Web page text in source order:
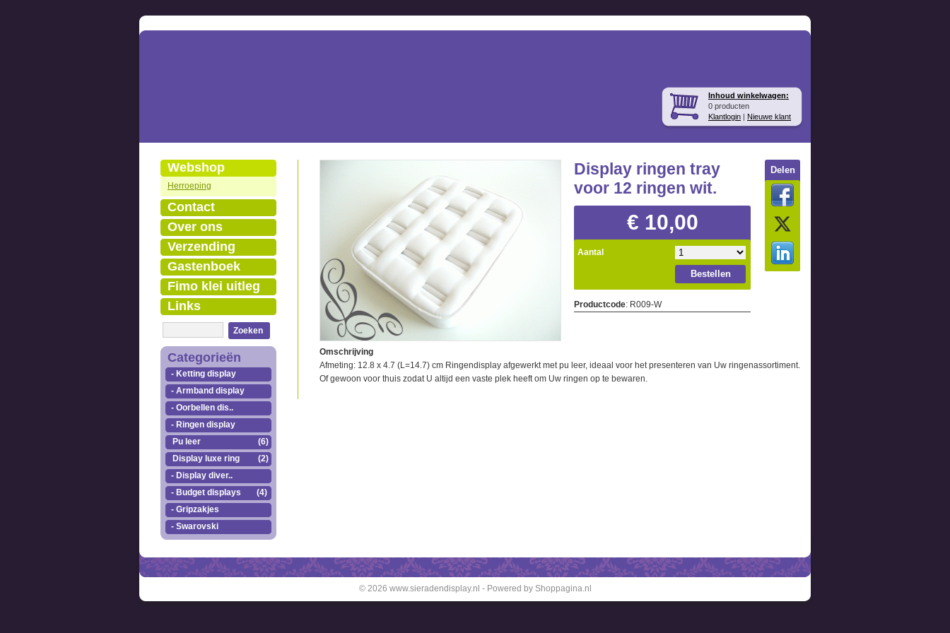
Inhoud winkelwagen:
0 producten
Klantlogin | Nieuwe klant
Webshop
Herroeping
Contact
Over ons
Verzending
Gastenboek
Fimo klei uitleg
Links
Zoeken
Categorieën
- Ketting display
- Armband display
- Oorbellen dis..
- Ringen display
Pu leer
(6)
Display luxe ring
(2)
- Display diver..
- Budget displays
(4)
- Gripzakjes
- Swarovski
Display ringen tray
voor 12 ringen wit.
€ 10,00
Aantal
Bestellen
Productcode: R009-W
Delen
Omschrijving
Afmeting: 12.8 x 4.7 (L=14.7) cm Ringendisplay afgewerkt met pu leer, ideaal voor het presenteren van Uw ringenassortiment.
Of gewoon voor thuis zodat U altijd een vaste plek heeft om Uw ringen op te bewaren.
© 2026 www.sieradendisplay.nl - Powered by Shoppagina.nl